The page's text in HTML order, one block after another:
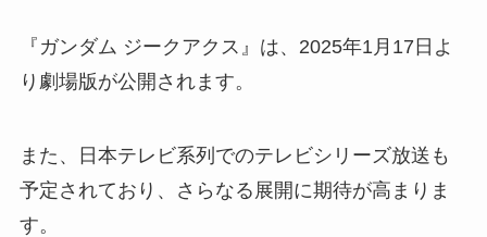
『ガンダム ジークアクス』は、2025年1月17日よ
り劇場版が公開されます。
また、日本テレビ系列でのテレビシリーズ放送も
予定されており、さらなる展開に期待が高まりま
す。